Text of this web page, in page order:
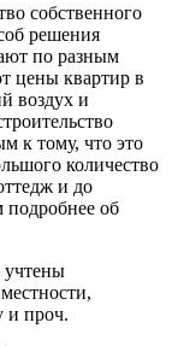
собственного
решения
по разным
цены квартир в
воздух и
к тому, что это
количество
и до
подробнее об
учтены
и проч.